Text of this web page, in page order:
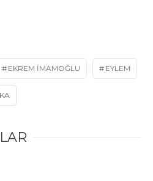
EKREM IMAMOĞLU EYLEM